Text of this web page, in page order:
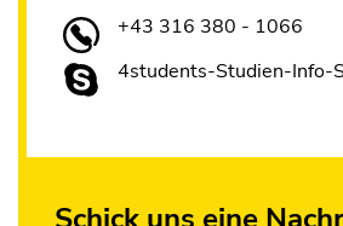
+43 316 380 - 1066
4students-Studien-Info-